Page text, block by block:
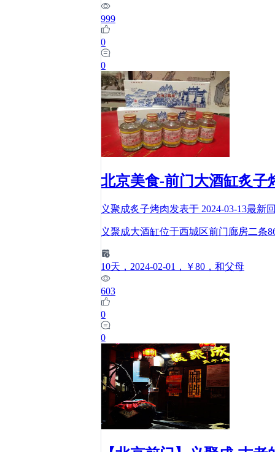
999
0
0
北京美食-前门大酒缸炙
义聚成炙子烤肉发表于 2024-03-13最新
义聚成大酒缸位于西城区前门廊房二条
10天 ，2024-02-01 ，￥80 ，和父母
603
0
0